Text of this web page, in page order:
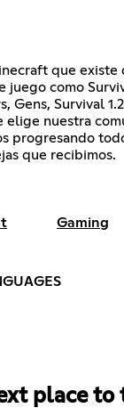
que existe
juego como
Gens, Survival
elige nuestra
progresando
que recibimos.
Gaming
place to